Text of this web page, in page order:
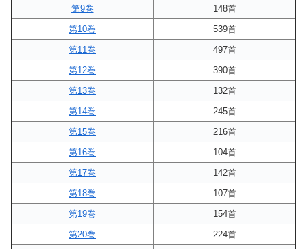
第9巻
148首
第10巻
539首
第11巻
497首
第12巻
390首
第13巻
132首
第14巻
245首
第15巻
216首
第16巻
104首
第17巻
142首
第18巻
107首
第19巻
154首
第20巻
224首